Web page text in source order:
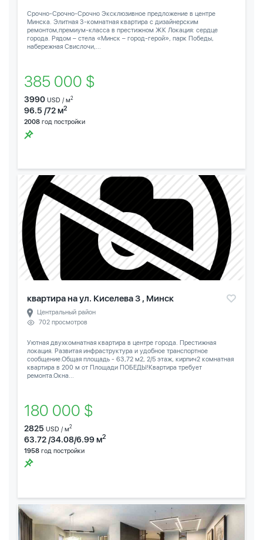
Срочно-Срочно-Срочно Эксклюзивное предложение в центре
Минска. Элитная 3-комнатная квартира с дизайнерским
ремонтом,премиум-класса в престижном ЖК Локация: сердце
города. Рядом – стела «Минск – город-герой», парк Победы,
набережная Свислочи,...
385 000 $
3990 USD / м2
96.5 /72 м2
2008 год постройки
квартира на ул. Киселева 3 , Минск
Центральный район
702 просмотров
Уютная двухкомнатная квартира в центре города. Престижная
локация. Развитая инфраструктура и удобное транспортное
сообщение.Общая площадь - 63,72 м2, 2/5 этаж, кирпич2 комнатная
квартира в 200 м от Площади ПОБЕДЫ!Квартира требует
ремонта.Окна...
180 000 $
2825 USD / м2
63.72 /34.08/6.99 м2
1958 год постройки